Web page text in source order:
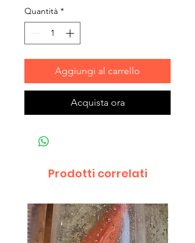
Quantità *
Aggiungi al carrello
Acquista ora
Prodotti correlati